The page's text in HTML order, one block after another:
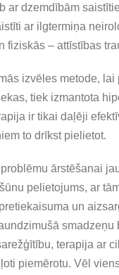
ar dzemdībām
ar ilgtermiņa
fiziskās – attīstības
izvēles metode, lai
tiek izmantota
ir tikai daļēji
to drīkst pielietot.
ārstēšanai
pelietojums, ar
un
smadzeņu
terapija ar
piemērotu. Vēl